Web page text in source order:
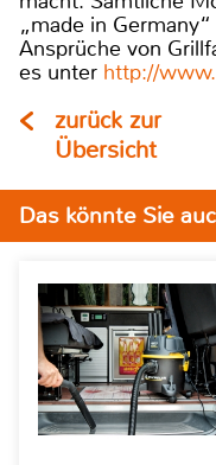
„made in
Ansprüche von
es unter http://
zurück zur
Übersicht
Das könnte Sie